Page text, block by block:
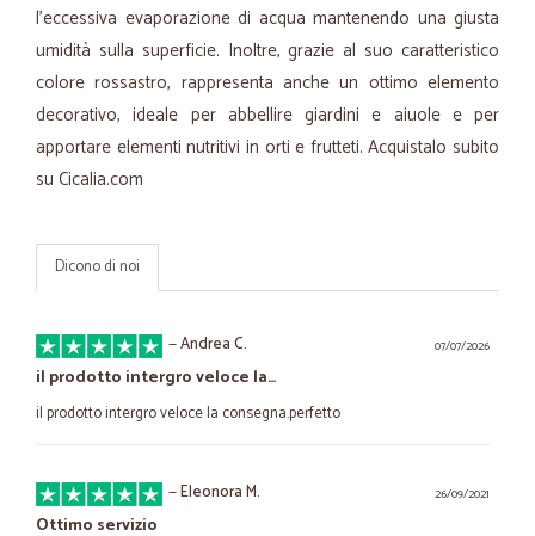
l’eccessiva evaporazione di acqua mantenendo una giusta
umidità sulla superficie. Inoltre, grazie al suo caratteristico
colore rossastro, rappresenta anche un ottimo elemento
decorativo, ideale per abbellire giardini e aiuole e per
apportare elementi nutritivi in orti e frutteti. Acquistalo subito
su Cicalia.com
Dicono di noi
07/07/2026
—Andrea C.
il prodotto intergro veloce la…
il prodotto intergro veloce la consegna.perfetto
26/09/2021
—Eleonora M.
Ottimo servizio